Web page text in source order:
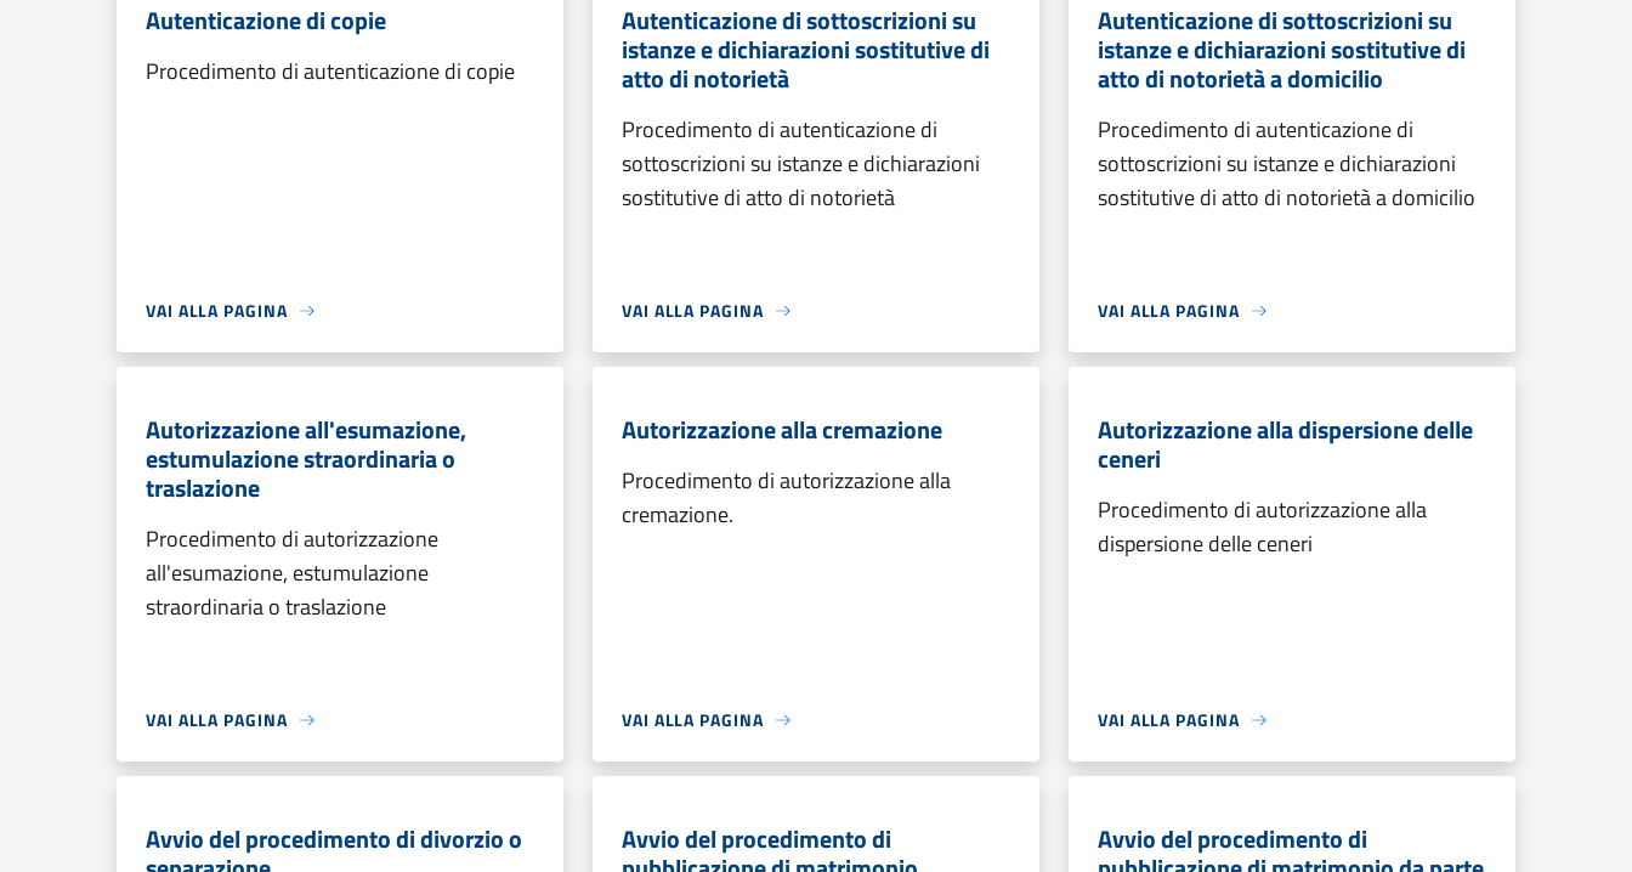
Autenticazione di copie
Procedimento di autenticazione di copie
VAI ALLA PAGINA
Autenticazione di sottoscrizioni su
istanze e dichiarazioni sostitutive di
atto di notorietà
Procedimento di autenticazione di
sottoscrizioni su istanze e dichiarazioni
sostitutive di atto di notorietà
VAI ALLA PAGINA
Autenticazione di sottoscrizioni su
istanze e dichiarazioni sostitutive di
atto di notorietà a domicilio
Procedimento di autenticazione di
sottoscrizioni su istanze e dichiarazioni
sostitutive di atto di notorietà a domicilio
VAI ALLA PAGINA
Autorizzazione all'esumazione,
estumulazione straordinaria o
traslazione
Procedimento di autorizzazione
all'esumazione, estumulazione
straordinaria o traslazione
VAI ALLA PAGINA
Autorizzazione alla cremazione
Procedimento di autorizzazione alla
cremazione.
VAI ALLA PAGINA
Autorizzazione alla dispersione delle
ceneri
Procedimento di autorizzazione alla
dispersione delle ceneri
VAI ALLA PAGINA
Avvio del procedimento di divorzio o Avvio del procedimento di Avvio del procedimento di